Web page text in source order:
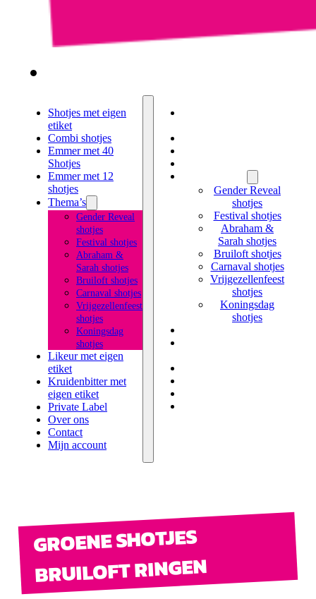
Shotjes met eigen
etiket
Combi shotjes
Emmer met 40
Shotjes
Emmer met 12
shotjes
Thema’s
Gender Reveal
shotjes
Festival shotjes
Abraham &
Sarah shotjes
Bruiloft shotjes
Carnaval shotjes
Vrijgezellenfeest
shotjes
Koningsdag
shotjes
Likeur met eigen
etiket
Kruidenbitter met
eigen etiket
Private Label
Over ons
Contact
Mijn account
Gender Reveal
shotjes
Festival shotjes
Abraham &
Sarah shotjes
Bruiloft shotjes
Carnaval shotjes
Vrijgezellenfeest
shotjes
Koningsdag
shotjes
GROENE SHOTJES
BRUILOFT RINGEN